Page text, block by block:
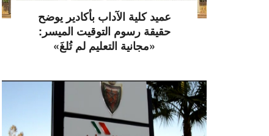
عميد كلية الآداب بأكادير يوضح
حقيقة رسوم التوقيت الميسر:
«مجانية التعليم لم تُلغَ»